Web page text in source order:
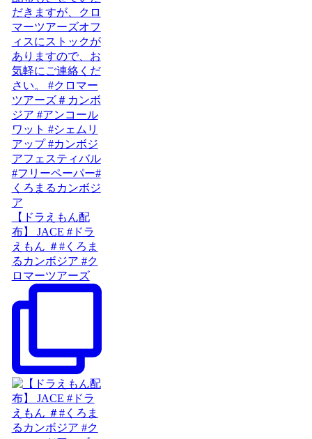
【ドラえもん配
布】 JACE #ドラ
えもん ＃#くろま
るカンボジア #ク
ロマーツアーズ